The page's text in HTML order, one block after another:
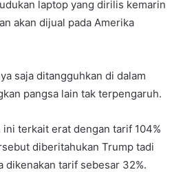
laptop yang dirilis kemarin
akan dijual pada Amerika
saja ditangguhkan di dalam
pangsa lain tak terpengaruh.
terkait erat dengan tarif 104%
diberitahukan Trump tadi
dikenakan tarif sebesar 32%.